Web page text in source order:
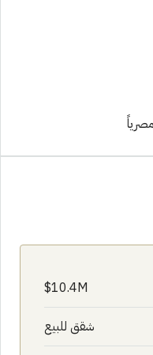
10.4M$
شقق للبيع